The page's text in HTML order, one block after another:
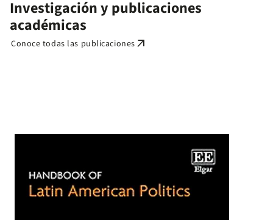
Investigación y publicaciones
académicas
Conoce todas las publicaciones arrow_outward